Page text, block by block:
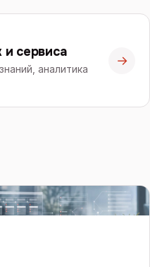
сервиса
аналитика
→